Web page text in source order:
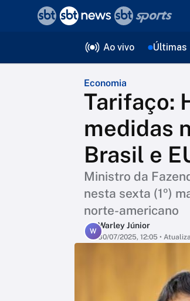
Ao vivo Últimas
Economia
Tarifaço:
medidas
Brasil e
Ministro da
nesta sexta (1º)
norte-americano
W
Warley Júnior
30/07/2025, 12:05 •
voltar
Editorias